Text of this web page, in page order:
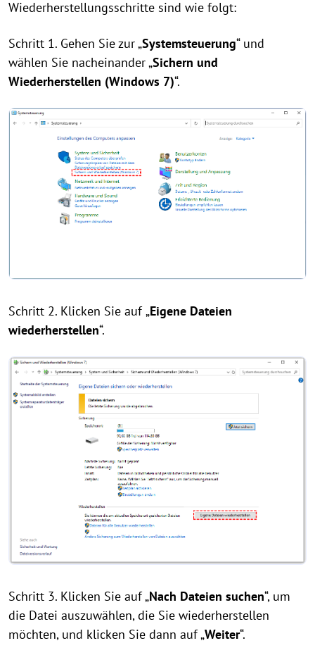
Wiederherstellungsschritte sind wie folgt:
Schritt 1. Gehen Sie zur „Systemsteuerung“ und
wählen Sie nacheinander „Sichern und
Wiederherstellen (Windows 7)“​​​​​​​.
Schritt 2. Klicken Sie auf „Eigene Dateien
wiederherstellen“.
Schritt 3. Klicken Sie auf „Nach Dateien suchen“, um
die Datei auszuwählen, die Sie wiederherstellen
möchten, und klicken Sie dann auf „​​​​​​​Weiter“.